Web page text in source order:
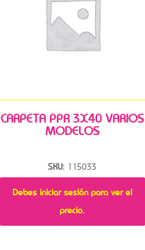
CARPETA PPR 3X40 VARIOS
MODELOS
SKU: 115033
Debes iniciar sesión para ver el
precio.